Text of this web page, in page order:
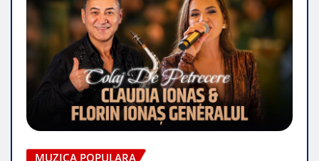
MUZICA POPULARA